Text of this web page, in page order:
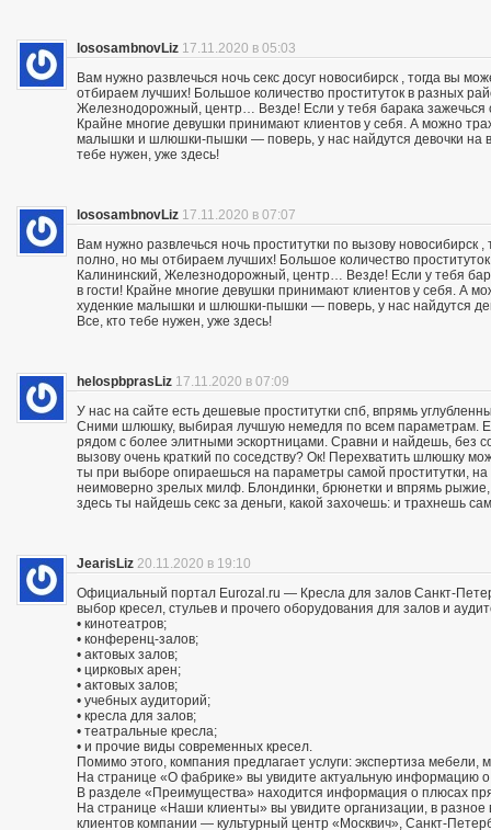
lososambnovLiz 17.11.2020 в 05:03
Вам нужно развлечься ночь секс досуг новосибирск , тогда вы
отбираем лучших! Большое количество проституток в разных
Железнодорожный, центр… Везде! Если у тебя барака зажечься
Крайне многие девушки принимают клиентов у себя. А можно
малышки и шлюшки-пышки — поверь, у нас найдутся девочки на
тебе нужен, уже здесь!
lososambnovLiz 17.11.2020 в 07:07
Вам нужно развлечься ночь проститутки по вызову
полно, но мы отбираем лучших! Большое количество
Калининский, Железнодорожный, центр… Везде! Если у тебя
в гости! Крайне многие девушки принимают клиентов у себя. А
худенкие малышки и шлюшки-пышки — поверь, у нас найдутся
Все, кто тебе нужен, уже здесь!
helospbprasLiz 17.11.2020 в 07:09
У нас на сайте есть дешевые проститутки спб, впрямь
Сними шлюшку, выбирая лучшую немедля по всем параметрам.
рядом с более элитными эскортницами. Сравни и найдешь, без
вызову очень краткий по соседству? Ок! Перехватить шлюшку
ты при выборе опираешься на параметры самой проститутки,
неимоверно зрелых милф. Блондинки, брюнетки и впрямь
здесь ты найдешь секс за деньги, какой захочешь: и трахнешь
JearisLiz 20.11.2020 в 19:10
Официальный портал Eurozal.ru — Кресла для залов Санкт-
выбор кресел, стульев и прочего оборудования для залов и
• кинотеатров;
• конференц-залов;
• актовых залов;
• цирковых арен;
• актовых залов;
• учебных аудиторий;
• кресла для залов;
• театральные кресла;
• и прочие виды современных кресел.
Помимо этого, компания предлагает услуги: экспертиза
На странице «О фабрике» вы увидите актуальную информацию
В разделе «Преимущества» находится информация о плюсах
На странице «Наши клиенты» вы увидите организации, в
клиентов компании — культурный центр «Москвич», Санкт-